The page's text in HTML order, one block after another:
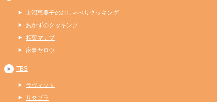
上沼恵美子のおしゃべりクッキング
おかずのクッキング
相葉マナブ
家事ヤロウ
TBS
ラヴィット
サタプラ